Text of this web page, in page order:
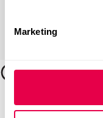
Marketing